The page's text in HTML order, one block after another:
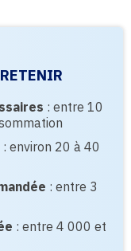
: entre 10
: environ 20 à 40
: entre 3
: entre 4 000 et